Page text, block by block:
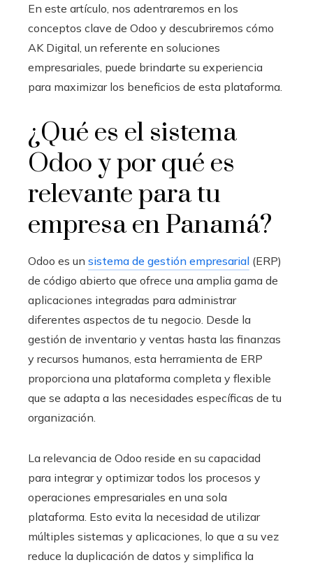
En este artículo, nos adentraremos en los
conceptos clave de Odoo y descubriremos cómo
AK Digital, un referente en soluciones
empresariales, puede brindarte su experiencia
para maximizar los beneficios de esta plataforma.
¿Qué es el sistema
Odooy por qué es
relevante para tu
empresa en Panamá?
Odoo es un sistema de gestión empresarial (ERP)
de código abierto que ofrece una amplia gama de
aplicaciones integradas para administrar
diferentes aspectos de tu negocio. Desde la
gestión de inventario y ventas hasta las finanzas
y recursos humanos, esta herramienta de ERP
proporciona una plataforma completa y flexible
que se adapta a las necesidades específicas de tu
organización.
La relevancia de Odoo reside en su capacidad
para integrar y optimizar todos los procesos y
operaciones empresariales en una sola
plataforma. Esto evita la necesidad de utilizar
múltiples sistemas y aplicaciones, lo que a su vez
reduce la duplicación de datos y simplifica la